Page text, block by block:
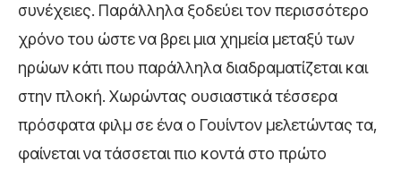
συνέχειες. Παράλληλα ξοδεύει τον περισσότερο
χρόνο του ώστε να βρει μια χημεία μεταξύ των
ηρώων κάτι που παράλληλα διαδραματίζεται και
στην πλοκή. Χωρώντας ουσιαστικά τέσσερα
πρόσφατα φιλμ σε ένα ο Γουίντον μελετώντας τα,
φαίνεται να τάσσεται πιο κοντά στο πρώτο